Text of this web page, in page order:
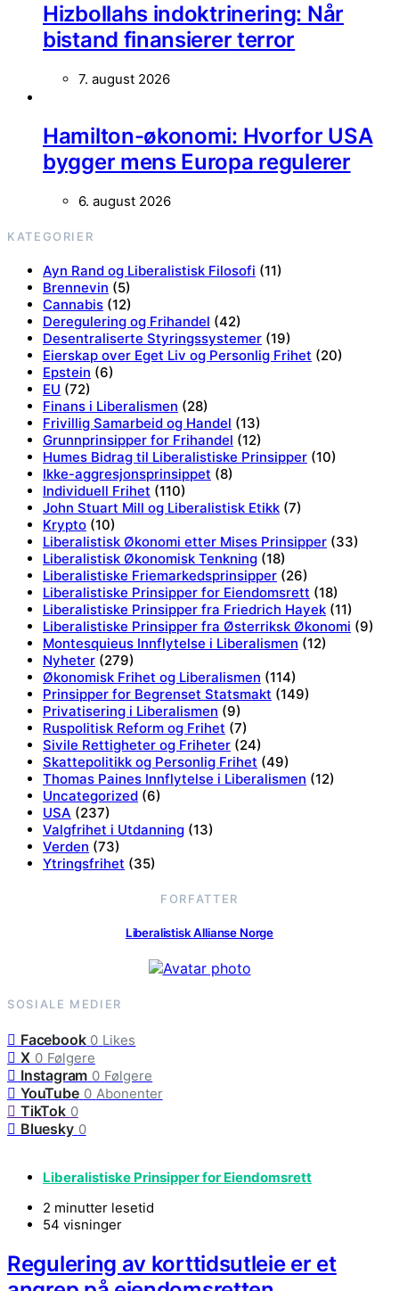
Hizbollahs indoktrinering: Når
bistand finansierer terror
7. august 2026
Hamilton-økonomi: Hvorfor USA
bygger mens Europa regulerer
6. august 2026
KATEGORIER
Ayn Rand og Liberalistisk Filosofi (11)
Brennevin (5)
Cannabis (12)
Deregulering og Frihandel (42)
Desentraliserte Styringssystemer (19)
Eierskap over Eget Liv og Personlig Frihet (20)
Epstein (6)
EU (72)
Finans i Liberalismen (28)
Frivillig Samarbeid og Handel (13)
Grunnprinsipper for Frihandel (12)
Humes Bidrag til Liberalistiske Prinsipper (10)
Ikke-aggresjonsprinsippet (8)
Individuell Frihet (110)
John Stuart Mill og Liberalistisk Etikk (7)
Krypto (10)
Liberalistisk Økonomi etter Mises Prinsipper (33)
Liberalistisk Økonomisk Tenkning (18)
Liberalistiske Friemarkedsprinsipper (26)
Liberalistiske Prinsipper for Eiendomsrett (18)
Liberalistiske Prinsipper fra Friedrich Hayek (11)
Liberalistiske Prinsipper fra Østerriksk Økonomi (9)
Montesquieus Innflytelse i Liberalismen (12)
Nyheter (279)
Økonomisk Frihet og Liberalismen (114)
Prinsipper for Begrenset Statsmakt (149)
Privatisering i Liberalismen (9)
Ruspolitisk Reform og Frihet (7)
Sivile Rettigheter og Friheter (24)
Skattepolitikk og Personlig Frihet (49)
Thomas Paines Innflytelse i Liberalismen (12)
Uncategorized (6)
USA (237)
Valgfrihet i Utdanning (13)
Verden (73)
Ytringsfrihet (35)
FORFATTER
Liberalistisk Allianse Norge
SOSIALE MEDIER
Facebook 0 Likes
X 0 Følgere
Instagram 0 Følgere
YouTube 0 Abonenter
TikTok 0
Bluesky 0
Liberalistiske Prinsipper for Eiendomsrett
2 minutter lesetid
54 visninger
Regulering av korttidsutleie er et